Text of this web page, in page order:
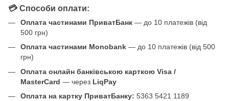
💳 Способи оплати:
Оплата частинами ПриватБанк — до 10 платежів (від
500 грн)
Оплата частинами Monobank — до 10 платежів (від 500
грн)
Оплата онлайн банківською карткою Visa /
MasterCard — через LiqPay
Оплата на картку ПриватБанку: 5363 5421 1189